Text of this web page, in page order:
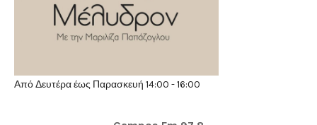
Από Δευτέρα έως Παρασκευή 14:00 - 16:00